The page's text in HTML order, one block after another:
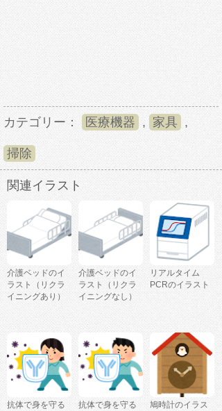
カテゴリー： 医療機器 , 家具 ,
掃除
関連イラスト
介護ベッドのイ
ラスト（リクラ
イニングあり）
介護ベッドのイ
ラスト（リクラ
イニングなし）
リアルタイム
PCRのイラスト
抗体で身を守る
抗体で身を守る
鳩時計のイラス